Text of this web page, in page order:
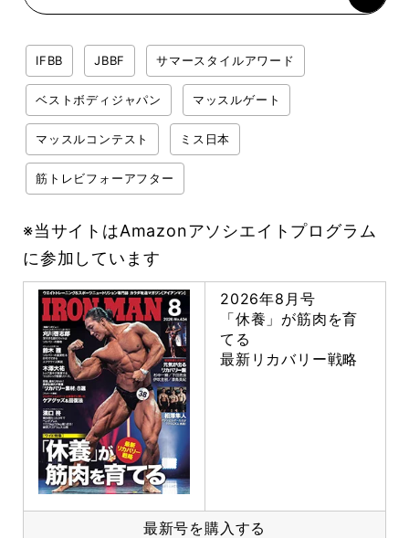
IFBB JBBF サマースタイルアワード
ベストボディジャパン マッスルゲート
マッスルコンテスト ミス日本
筋トレビフォーアフター
※当サイトはAmazonアソシエイトプログラム
に参加しています
2026年8月号
「休養」が筋肉を育
てる
最新リカバリー戦略
最新号を購入する